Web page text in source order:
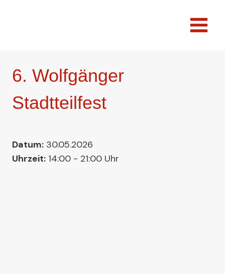
6. Wolfgänger
Stadtteilfest
Datum: 30.05.2026
Uhrzeit: 14:00 - 21:00 Uhr